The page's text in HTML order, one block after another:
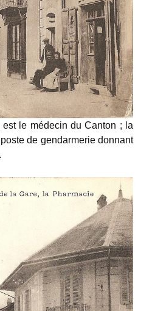
le médecin du Canton ; la
de gendarmerie donnant